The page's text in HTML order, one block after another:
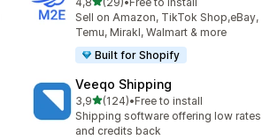
29 arvostelua yhteensä
Sell on Amazon, TikTok Shop,eBay,
Temu, Mirakl, Walmart & more
Built for Shopify
Veeqo Shipping
3,9/ 5 tähteä
(124)
124 arvostelua yhteensä
•Free to install
Shipping software offering low rates
and credits back